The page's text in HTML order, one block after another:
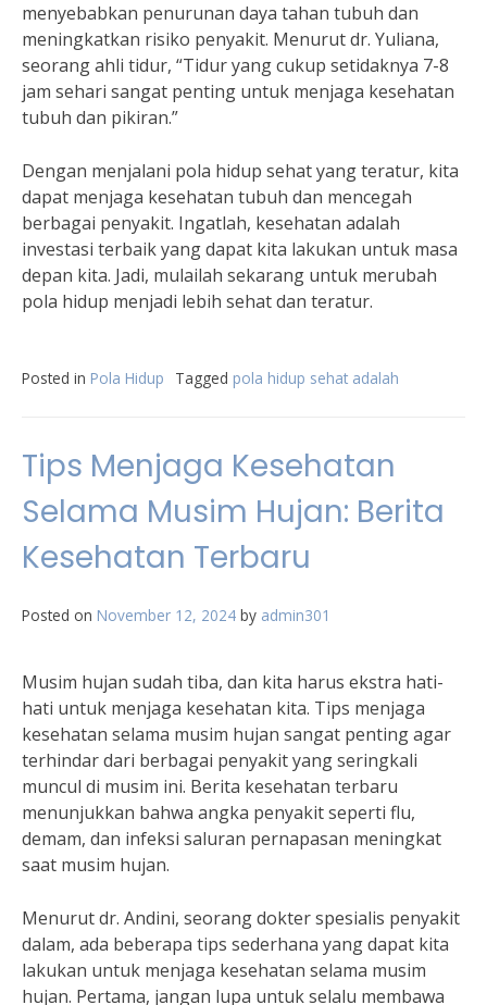
menyebabkan penurunan daya tahan tubuh dan
meningkatkan risiko penyakit. Menurut dr. Yuliana,
seorang ahli tidur, “Tidur yang cukup setidaknya 7-8
jam sehari sangat penting untuk menjaga kesehatan
tubuh dan pikiran.”
Dengan menjalani pola hidup sehat yang teratur, kita
dapat menjaga kesehatan tubuh dan mencegah
berbagai penyakit. Ingatlah, kesehatan adalah
investasi terbaik yang dapat kita lakukan untuk masa
depan kita. Jadi, mulailah sekarang untuk merubah
pola hidup menjadi lebih sehat dan teratur.
Posted in Pola Hidup Tagged pola hidup sehat adalah
Tips Menjaga Kesehatan
Selama Musim Hujan: Berita
Kesehatan Terbaru
Posted on November 12, 2024 by admin301
Musim hujan sudah tiba, dan kita harus ekstra hati-
hati untuk menjaga kesehatan kita. Tips menjaga
kesehatan selama musim hujan sangat penting agar
terhindar dari berbagai penyakit yang seringkali
muncul di musim ini. Berita kesehatan terbaru
menunjukkan bahwa angka penyakit seperti flu,
demam, dan infeksi saluran pernapasan meningkat
saat musim hujan.
Menurut dr. Andini, seorang dokter spesialis penyakit
dalam, ada beberapa tips sederhana yang dapat kita
lakukan untuk menjaga kesehatan selama musim
hujan. Pertama, jangan lupa untuk selalu membawa